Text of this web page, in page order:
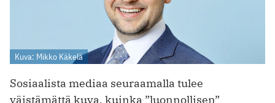
Kuva: Mikko Käkelä
Sosiaalista mediaa seuraamalla tulee
väistämättä kuva, kuinka ”luonnollisen”